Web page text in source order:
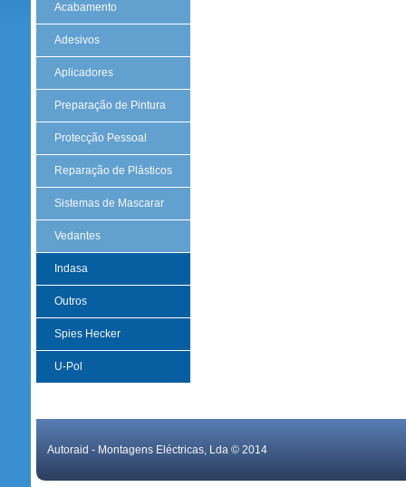
Acabamento
Adesivos
Aplicadores
Preparação de Pintura
Protecção Pessoal
Reparação de Plásticos
Sistemas de Mascarar
Vedantes
Indasa
Outros
Spies Hecker
U-Pol
Autoraid - Montagens Eléctricas, Lda © 2014